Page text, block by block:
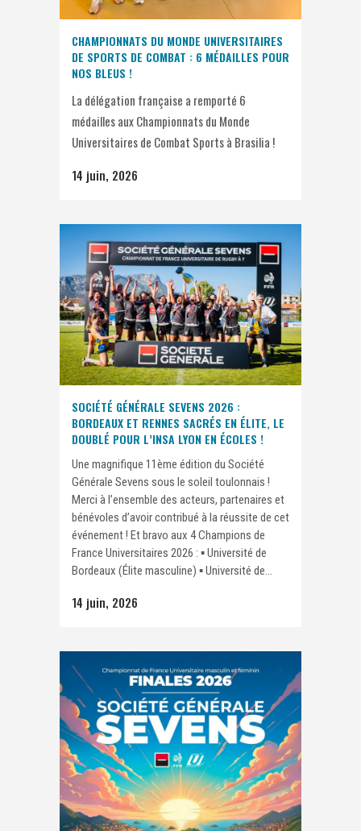
CHAMPIONNATS DU MONDE UNIVERSITAIRES
DE SPORTS DE COMBAT : 6 MÉDAILLES POUR
NOS BLEUS !
La délégation française a remporté 6
médailles aux Championnats du Monde
Universitaires de Combat Sports à Brasilia !
14 juin, 2026
SOCIÉTÉ GÉNÉRALE SEVENS 2026 :
BORDEAUX ET RENNES SACRÉS EN ÉLITE, LE
DOUBLÉ POUR L’INSA LYON EN ÉCOLES !
Une magnifique 11ème édition du Société
Générale Sevens sous le soleil toulonnais !
Merci à l’ensemble des acteurs, partenaires et
bénévoles d’avoir contribué à la réussite de cet
événement ! Et bravo aux 4 Champions de
France Universitaires 2026 : ▪️ Université de
Bordeaux (Élite masculine) ▪️ Université de...
14 juin, 2026